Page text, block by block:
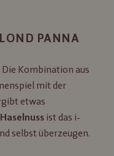
PANNA
Die Kombination aus
mit der
etwas
ist das i-
selbst überzeugen.